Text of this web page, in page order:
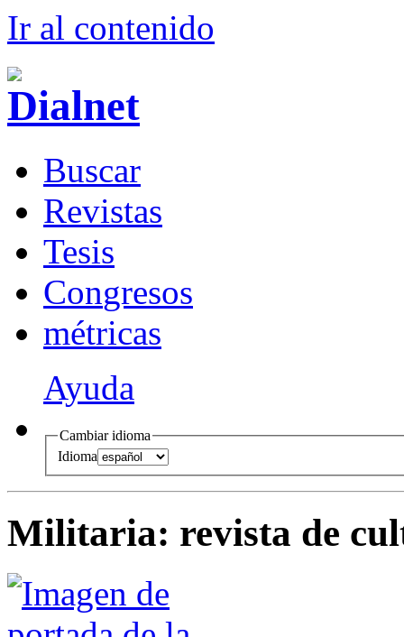
Ir al contenido
Buscar
Revistas
Tesis
Congresos
métricas
Ayuda
Cambiar idioma
Idioma
Militaria: revista de